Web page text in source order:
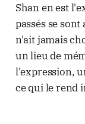
Shan en est
passés se
n'ait jamais
un lieu de
l'expression,
ce qui le rend